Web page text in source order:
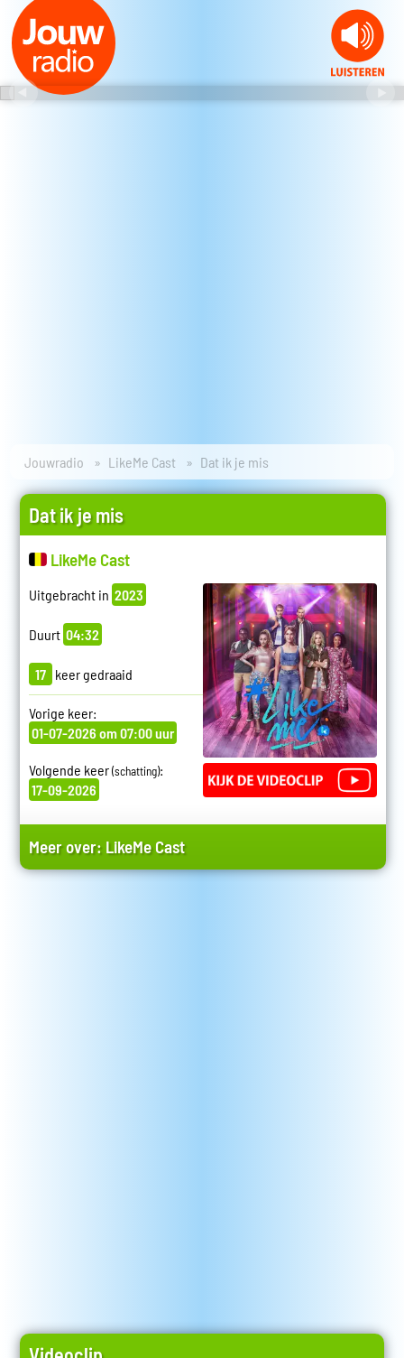
Jouwradio LikeMe Cast Dat ik je mis
Dat ik je mis
LikeMe Cast
Uitgebracht in 2023
Duurt 04:32
17 keer gedraaid
Vorige keer:
01-07-2026 om 07:00 uur
Volgende keer(schatting):
17-09-2026
Meer over: LikeMe Cast